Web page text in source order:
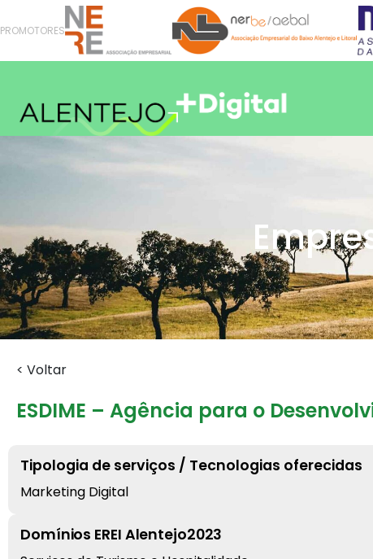
PROMOTORES
< Voltar
ESDIME – Agência para o
Tipologia de serviços / Tecnologias oferecidas
Marketing Digital
Domínios EREI Alentejo2023